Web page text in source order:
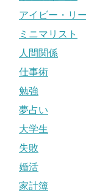
アイビー・リ
ミニマリスト
人間関係
仕事術
勉強
夢占い
大学生
失敗
婚活
家計簿